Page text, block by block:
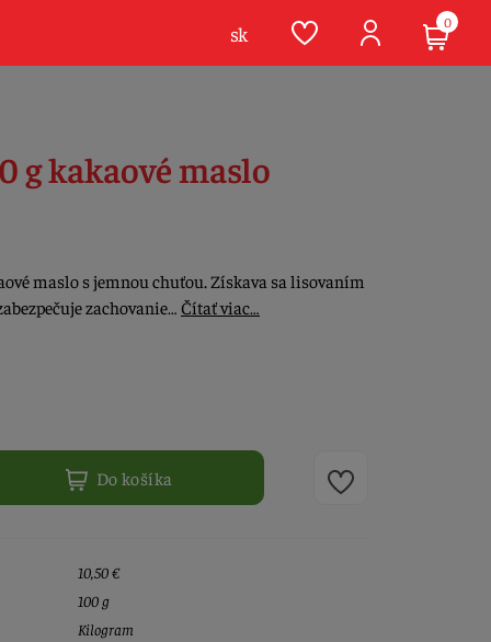
g kakaové maslo
maslo s jemnou chuťou. Získava sa lisovaním
zachovanie… Čítať viac…
Do košíka
10,50 €
100 g
Kilogram
sk 0